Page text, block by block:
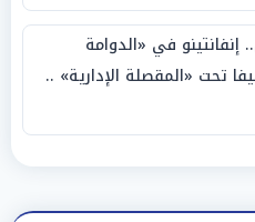
إنفانتينو في «الدوامة
تحت «المقصلة الإدارية» ..
المصداقية»